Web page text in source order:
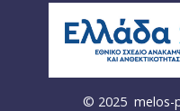
© 2025 melos-